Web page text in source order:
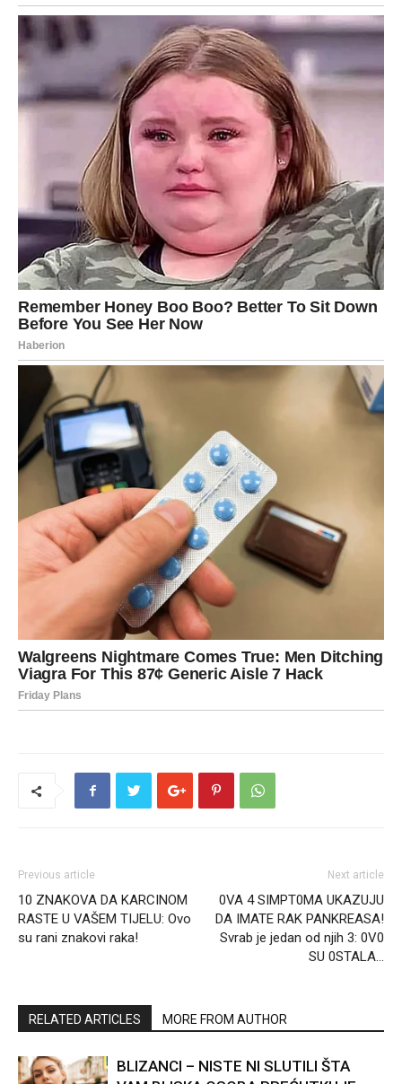
Previous article
10 ZNAKOVA DA KARCINOM
RASTE U VAŠEM TIJELU: Ovo
su rani znakovi raka!
Next article
0VA 4 SIMPT0MA UKAZUJU
DA IMATE RAK PANKREASA!
Svrab je jedan od njih 3: 0V0
SU 0STALA…
RELATED ARTICLES MORE FROM AUTHOR
BLIZANCI – NISTE NI SLUTILI ŠTA